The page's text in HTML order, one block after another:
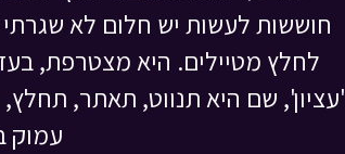
חוששות לעשות יש חלום לא שגרתי
לחלץ מטיילים. היא מצטרפת,
'עציון', שם היא תנווט, תאתר, תחלץ,
עמוק